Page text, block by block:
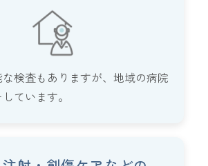
検査もありますが、地域の病院
ています。